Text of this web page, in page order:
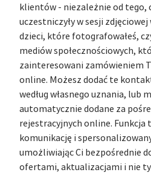
klientów - niezależnie od tego,
uczestniczyły w sesji
dzieci, które fotografowałeś,
mediów społecznościowych,
zainteresowani zamówieniem
online. Możesz dodać te
według własnego uznania, lub
automatycznie dodane za
rejestracyjnych online. Funkcja
komunikację i
umożliwiając Ci bezpośrednie
ofertami, aktualizacjami i nie